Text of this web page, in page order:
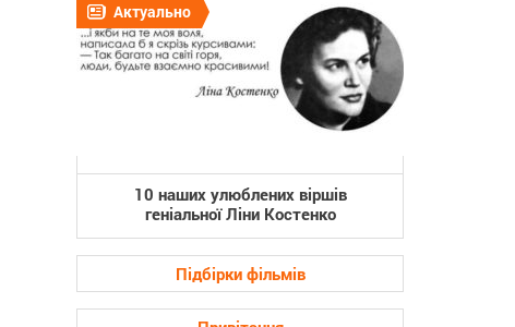
Актуально
10 наших улюблених віршів
геніальної Ліни Костенко
Підбірки фільмів